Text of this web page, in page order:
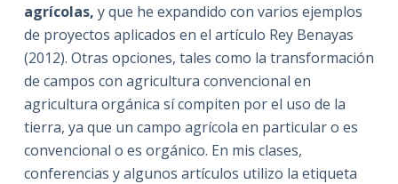
agrícolas, y que he expandido con varios ejemplos
de proyectos aplicados en el artículo Rey Benayas
(2012). Otras opciones, tales como la transformación
de campos con agricultura convencional en
agricultura orgánica sí compiten por el uso de la
tierra, ya que un campo agrícola en particular o es
convencional o es orgánico. En mis clases,
conferencias y algunos artículos utilizo la etiqueta